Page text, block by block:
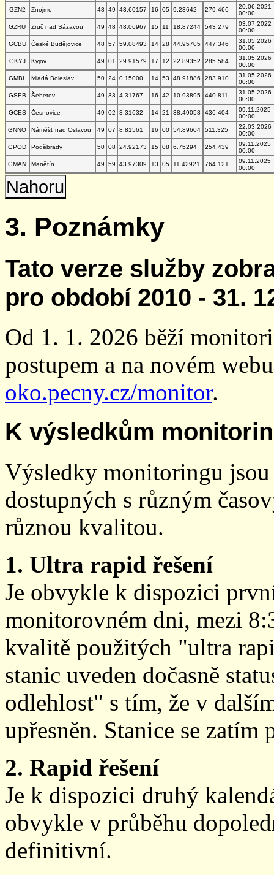
GZN2
Znojmo 48 49 43.60157 16 05 9.23642 279.466
20.06.2021
00:00
GZRU
Zruč nad Sázavou 49 48 48.06967 15 11 18.87244 543.279
03.07.2022
00:00
GCBU
České Budějovice 48 57 59.08493 14 28 44.95705 447.346
31.05.2026
00:00
GKYJ
Kyjov 49 01 29.91579 17 12 22.89352 285.584
31.05.2026
00:00
GMBL
Mladá Boleslav 50 24 0.15000 14 53 48.91886 283.910
31.05.2026
00:00
GSEB
Šebetov 49 33 4.31767 16 42 10.93895 440.811
31.05.2026
00:00
GCES
Česnovice 49 02 3.31632 14 21 38.49058 436.404
09.11.2025
00:00
GNNO
Náměšť nad Oslavou 49 07 8.81561 16 00 54.89604 511.325
22.03.2026
00:00
GPOD
Poděbrady 50 08 24.92173 15 08 6.75294 254.439
09.11.2025
00:00
GMAN
Manětín 49 59 43.97309 13 05 11.42921 764.121
09.11.2025
00:00
Nahoru
3. Poznámky
Tato verze služby
pro období 2010 - 31.
Od 1. 1. 2026 běží
postupem a na novém
oko.pecny.cz/monitor.
K výsledkům
Výsledky monitoringu
dostupných s různým
různou kvalitou.
1. Ultra rapid řešení
Je obvykle k dispozici
monitorovném dni, mezi
kvalitě použitých "ultra
stanic uveden dočasně
odlehlost" s tím, že v
upřesněn. Stanice se zatím
2. Rapid řešení
Je k dispozici druhý
obvykle v průběhu
definitivní.